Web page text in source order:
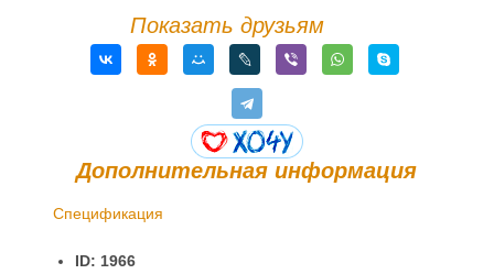
Показать друзьям
Дополнительная информация
Спецификация
ID: 1966